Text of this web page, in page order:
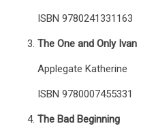
ISBN 9780241331163
The One and Only Ivan
Applegate Katherine
ISBN 9780007455331
The Bad Beginning